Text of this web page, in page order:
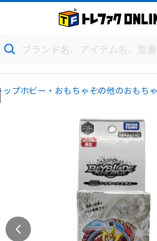
ップホビー・おもちゃその他のおもちゃ